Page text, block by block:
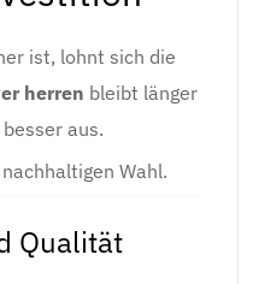
ist, lohnt sich die
herren bleibt länger
aus.
Wahl.
Qualität